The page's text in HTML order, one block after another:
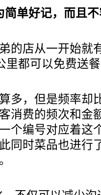
单好记，而且不
的店从一开始就
里都可以免费送
多，但是频率却
消费的频次和
个编号对应着这
同时菜品也进行